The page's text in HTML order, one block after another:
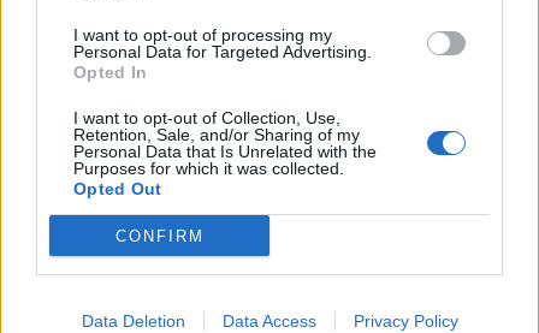
I want to opt-out of processing my
Personal Data for Targeted Advertising.
Opted In
I want to opt-out of Collection, Use,
Retention, Sale, and/or Sharing of my
Personal Data that Is Unrelated with the
Purposes for which it was collected.
Opted Out
CONFIRM
Data Deletion Data Access Privacy Policy
индикатору прохождения были снижены на
треть.
Древние драконы (питомец): эффект бонуса ко
Драконы с когтями: наносят +6% урона;
снижают сопротивление огню босса на
15% Магические драконы: увеличивают
сопротивление магии босса на 15%
Драконы душ: : скорость атаки на +4%;
снижают броню босса на 8%
получение драгоценных камней